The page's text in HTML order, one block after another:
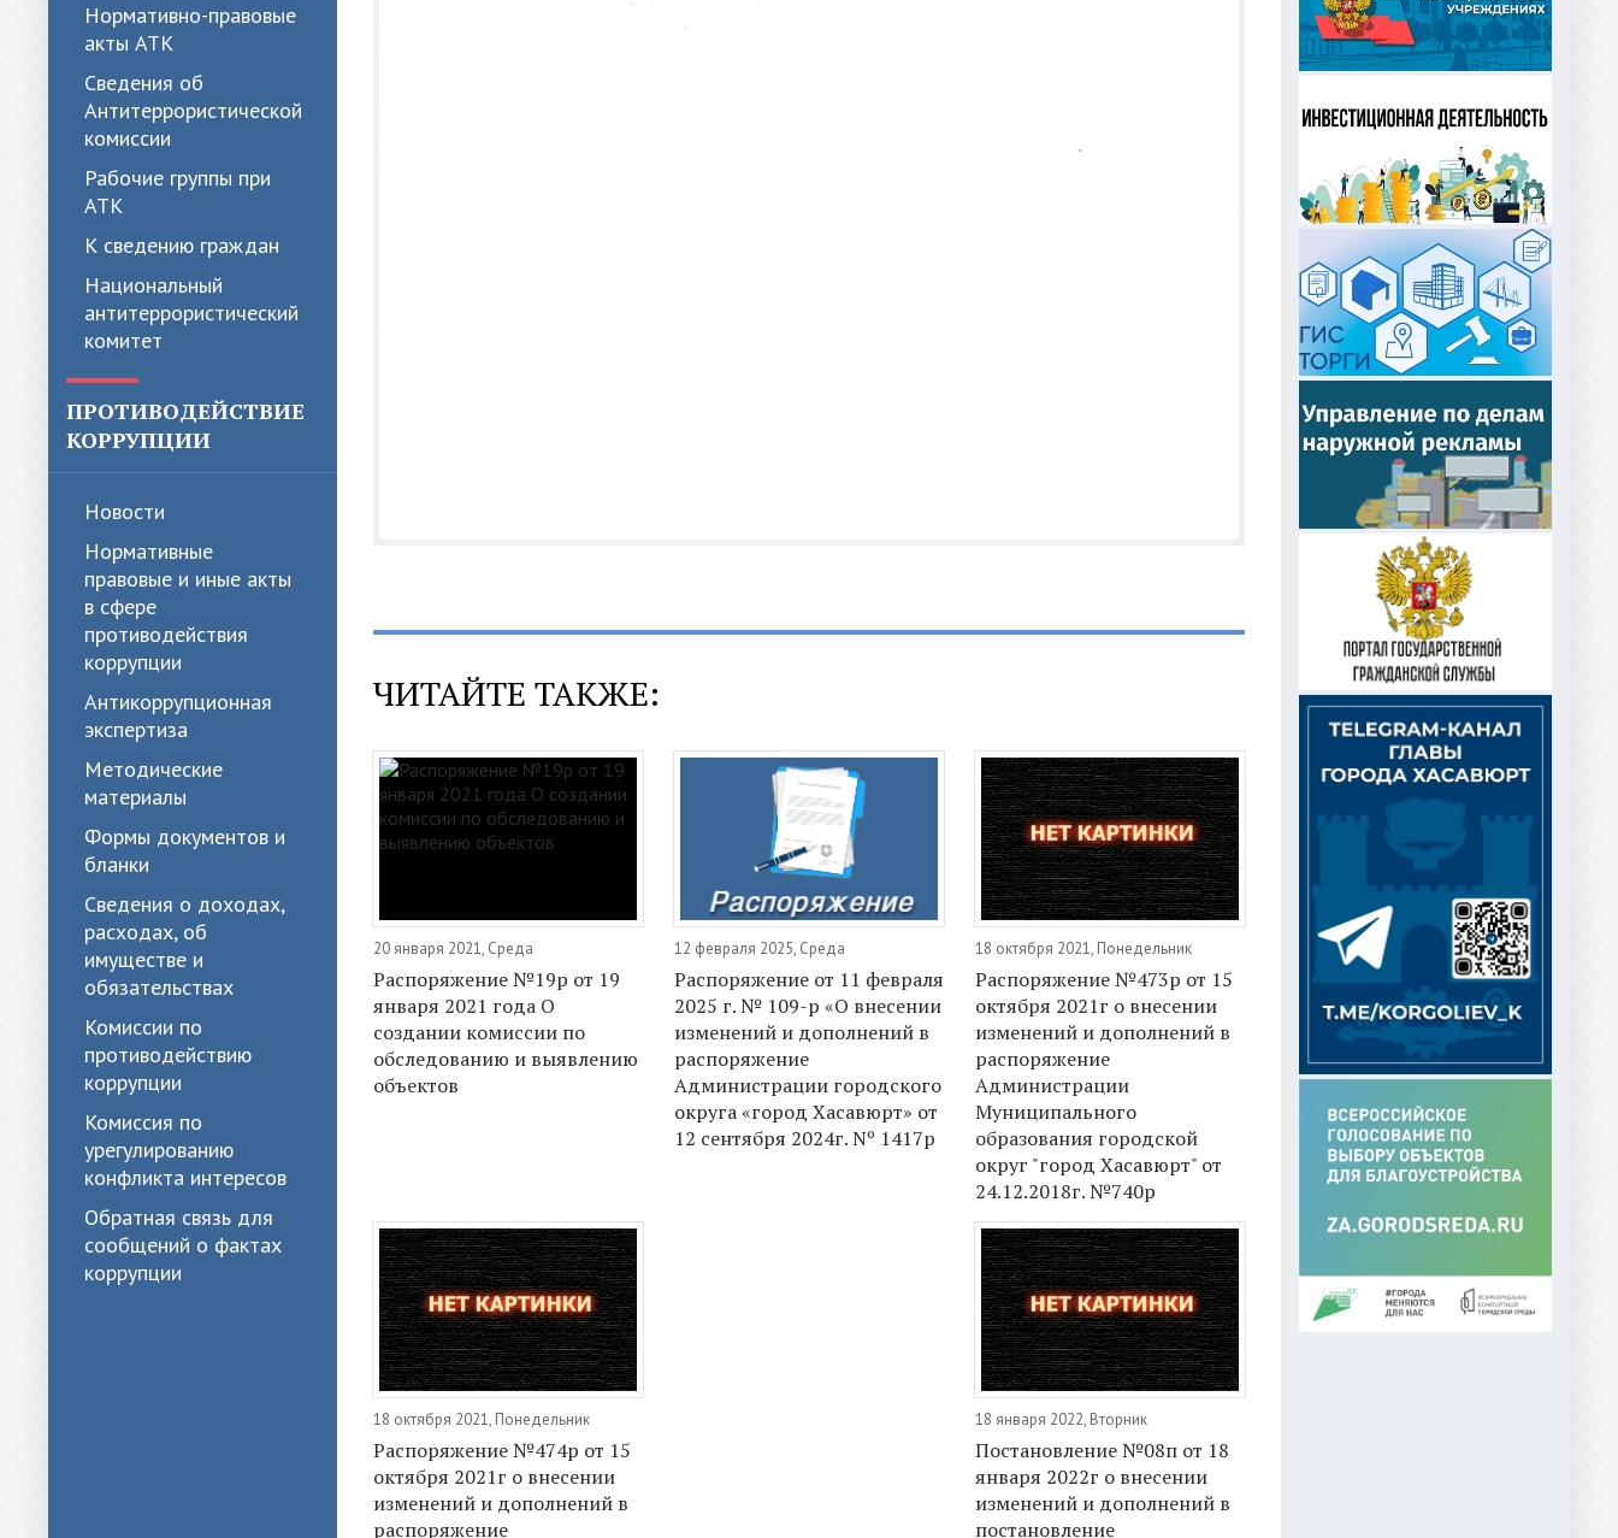
Нормативно-правовые
акты АТК
Сведения об
Антитеррористической
комиссии
Рабочие группы при
АТК
К сведению граждан
Национальный
антитеррористический
комитет
ПРОТИВОДЕЙСТВИЕ
КОРРУПЦИИ
Новости
Нормативные
правовые и иные акты
в сфере
противодействия
коррупции
Антикоррупционная
экспертиза
Методические
материалы
Формы документов и
бланки
Сведения о доходах,
расходах, об
имуществе и
обязательствах
Комиссии по
противодействию
коррупции
Комиссия по
урегулированию
конфликта интересов
Обратная связь для
сообщений о фактах
коррупции
ЧИТАЙТЕ ТАКЖЕ:
20 января 2021, Среда
Распоряжение №19р от 19
января 2021 года О
создании комиссии по
обследованию и выявлению
объектов
12 февраля 2025, Среда
Распоряжение от 11 февраля
2025 г. № 109-р «О внесении
изменений и дополнений в
распоряжение
Администрации городского
округа «город Хасавюрт» от
12 сентября 2024г. Nº 1417р
18 октября 2021, Понедельник
Распоряжение №473р от 15
октября 2021г о внесении
изменений и дополнений в
распоряжение
Администрации
Муниципального
образования городской
округ "город Хасавюрт" от
24.12.2018г. №740р
18 октября 2021, Понедельник
Распоряжение №474р от 15
октября 2021г о внесении
изменений и дополнений в
распоряжение
18 января 2022, Вторник
Постановление №08п от 18
января 2022г о внесении
изменений и дополнений в
постановление